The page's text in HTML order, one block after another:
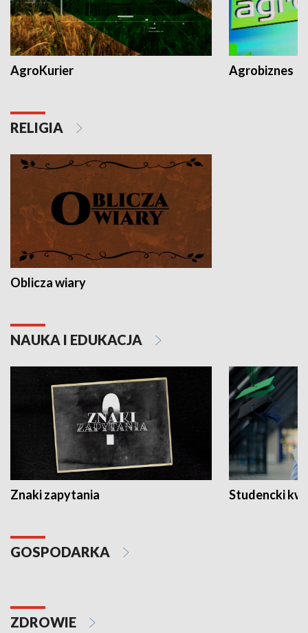
AgroKurier Agrobiznes
RELIGIA
Oblicza wiary
NAUKA I EDUKACJA
Znaki zapytania Studencki
GOSPODARKA
ZDROWIE